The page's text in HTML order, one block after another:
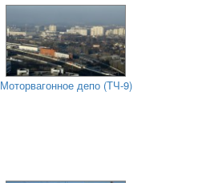
Моторвагонное депо (ТЧ-9)